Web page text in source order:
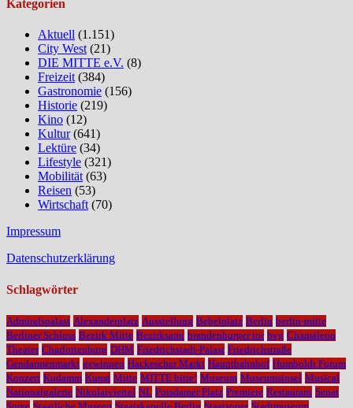
Kategorien
Aktuell (1.151)
City West(21)
DIE MITTE e.V. (8)
Freizeit(384)
Gastronomie (156)
Historie (219)
Kino (12)
Kultur(641)
Lektüre (34)
Lifestyle (321)
Mobilität(63)
Reisen (53)
Wirtschaft(70)
Impressum
Datenschutzerklärung
Schlagwörter
Admiralspalast Alexanderplatz Ausstellung Bebelplatz Berlin berlin-mitte
Berliner Schloss Bezirk Mitte Bezirksamt brandenburger tor bvg Chamäleon
Theater Charlottenburg DHM Friedrichstadt-Palast Friedrichstraße
Gendarmenmarkt gewinnen Hackescher Markt Hauptbahnhof Humboldt Forum
Konzert Kudamm Kunst Mitte MITTE bitte! Museum Museumsinsel Musical
Nationalgalerie Nikolaiviertel NL Potsdamer Platz Premiere Restaurant Senat